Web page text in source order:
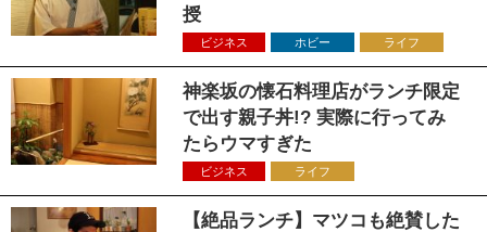
授
ビジネス ホビー ライフ
神楽坂の懐石料理店がランチ限定
で出す親子丼!? 実際に行ってみ
たらウマすぎた
ビジネス ライフ
【絶品ランチ】マツコも絶賛した